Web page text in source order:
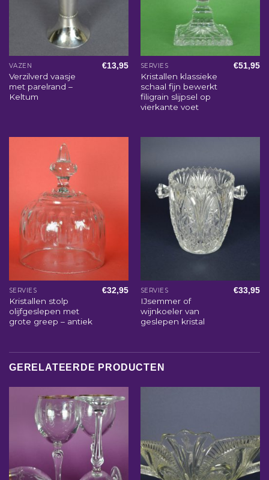
VAZEN
Verzilverd vaasje
met parelrand –
Keltum
€13,95 SERVIES
Kristallen klassieke
schaal fijn bewerkt
filigrain slijpsel op
vierkante voet
€51,95
SERVIES
Kristallen stolp
olijfgeslepen met
grote greep – antiek
€32,95 SERVIES
IJsemmer of
wijnkoeler van
geslepen kristal
€33,95
GERELATEERDE PRODUCTEN